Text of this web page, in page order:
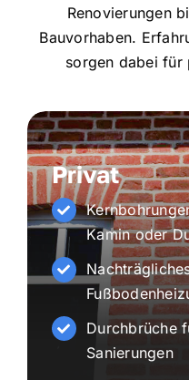
Renovierungen
Bauvorhaben.
sorgen dabei für
Privat
Kamin oder
Durchbrüche
Sanierungen